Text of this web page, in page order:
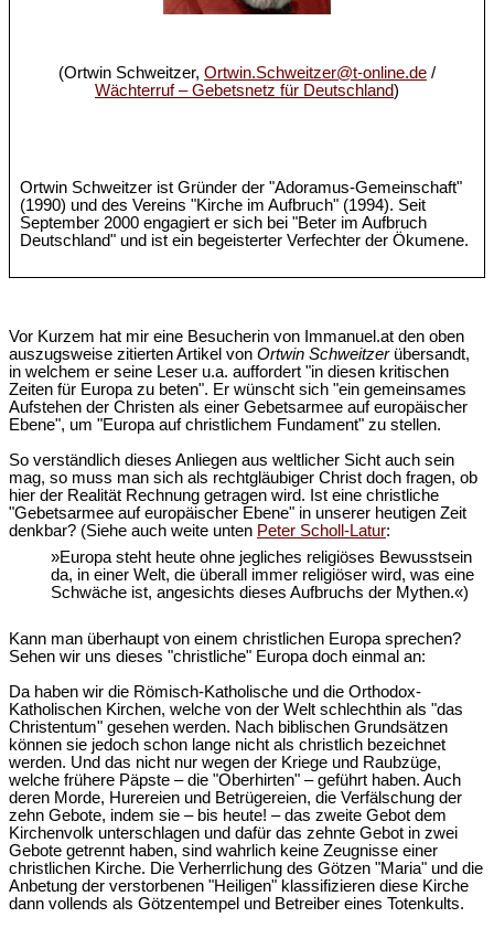
(Ortwin Schweitzer, Ortwin.Schweitzer@t-online.de /
Wächterruf – Gebetsnetz für Deutschland)
Ortwin Schweitzer ist Gründer der "Adoramus-Gemeinschaft"
(1990) und des Vereins "Kirche im Aufbruch" (1994). Seit
September 2000 engagiert er sich bei "Beter im Aufbruch
Deutschland" und ist ein begeisterter Verfechter der Ökumene.
Vor Kurzem hat mir eine Besucherin von Immanuel.at den oben
auszugsweise zitierten Artikel von Ortwin Schweitzerübersandt,
in welchem er seine Leser u.a. auffordert "in diesen kritischen
Zeiten für Europa zu beten". Er wünscht sich "ein gemeinsames
Aufstehen der Christen als einer Gebetsarmee auf europäischer
Ebene", um "Europa auf christlichem Fundament" zu stellen.
So verständlich dieses Anliegen aus weltlicher Sicht auch sein
mag, so muss man sich als rechtgläubiger Christ doch fragen, ob
hier der Realität Rechnung getragen wird. Ist eine christliche
"Gebetsarmee auf europäischer Ebene" in unserer heutigen Zeit
denkbar? (Siehe auch weite unten Peter Scholl-Latur:
»Europa steht heute ohne jegliches religiöses Bewusstsein
da, in einer Welt, die überall immer religiöser wird, was eine
Schwäche ist, angesichts dieses Aufbruchs der Mythen.«)
Kann man überhaupt von einem christlichen Europa sprechen?
Sehen wir uns dieses "christliche" Europa doch einmal an:
Da haben wir die Römisch-Katholische und die Orthodox-
Katholischen Kirchen, welche von der Welt schlechthin als "das
Christentum" gesehen werden. Nach biblischen Grundsätzen
können sie jedoch schon lange nicht als christlich bezeichnet
werden. Und das nicht nur wegen der Kriege und Raubzüge,
welche frühere Päpste ‒ die "Oberhirten" ‒ geführt haben. Auch
deren Morde, Hurereien und Betrügereien, die Verfälschung der
zehn Gebote, indem sie ‒ bis heute! – das zweite Gebot dem
Kirchenvolk unterschlagen und dafür das zehnte Gebot in zwei
Gebote getrennt haben, sind wahrlich keine Zeugnisse einer
christlichen Kirche. Die Verherrlichung des Götzen "Maria" und die
Anbetung der verstorbenen "Heiligen" klassifizieren diese Kirche
dann vollends als Götzentempel und Betreiber eines Totenkults.